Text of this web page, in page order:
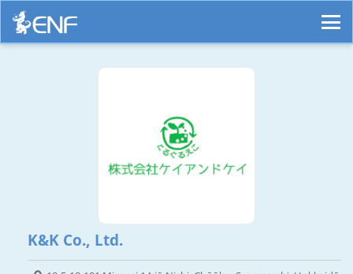
K&K Co., Ltd.